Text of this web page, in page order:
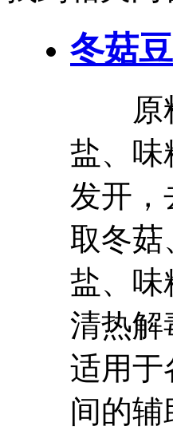
冬菇
原料
盐、
发开，
取冬菇
盐、
清热
适用于
间的辅